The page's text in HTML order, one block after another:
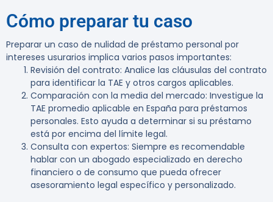
Cómo preparar tu caso
Preparar un caso de nulidad de préstamo personal por
intereses usurarios implica varios pasos importantes:
Revisión del contrato: Analice las cláusulas del contrato
para identificar la TAE y otros cargos aplicables.
Comparación con la media del mercado: Investigue la
TAE promedio aplicable en España para préstamos
personales. Esto ayuda a determinar si su préstamo
está por encima del límite legal.
Consulta con expertos: Siempre es recomendable
hablar con un abogado especializado en derecho
financiero o de consumo que pueda ofrecer
asesoramiento legal específico y personalizado.